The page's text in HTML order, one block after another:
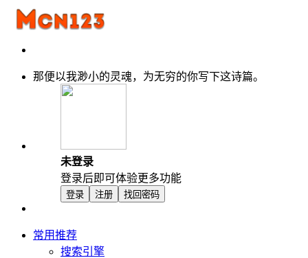
那便以我渺小的灵魂，为无穷的你写下这诗篇。
未登录
登录后即可体验更多功能
登录 注册 找回密码
常用推荐
搜索引擎